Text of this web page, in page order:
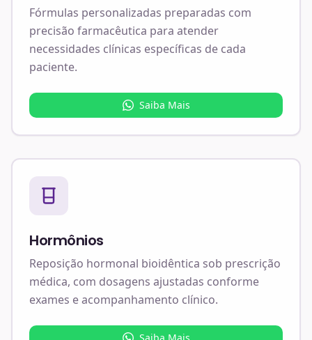
Fórmulas personalizadas preparadas com
precisão farmacêutica para atender
necessidades clínicas específicas de cada
paciente.
Saiba Mais
Hormônios
Reposição hormonal bioidêntica sob prescrição
médica, com dosagens ajustadas conforme
exames e acompanhamento clínico.
Saiba Mais